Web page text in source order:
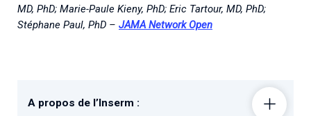
MD, PhD; Marie-Paule Kieny, PhD; Eric Tartour, MD, PhD;
Stéphane Paul, PhD – JAMA Network Open
A propos de l’Inserm :